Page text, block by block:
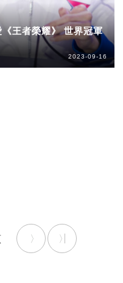
王者榮耀》 世界冠軍
2023-09-16